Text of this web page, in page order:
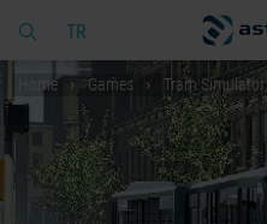
TR
Home Games Tram